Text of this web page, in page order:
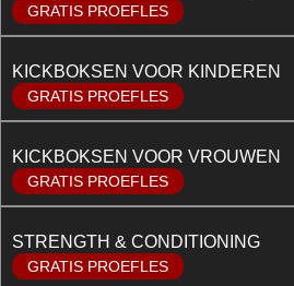
GRATIS PROEFLES
KICKBOKSEN VOOR KINDEREN
GRATIS PROEFLES
KICKBOKSEN VOOR VROUWEN
GRATIS PROEFLES
STRENGTH & CONDITIONING
GRATIS PROEFLES